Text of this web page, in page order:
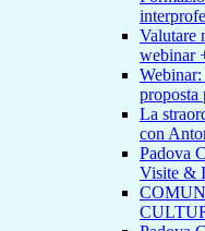
Valutare
webinar
proposta
La
con
Padova
Visite &